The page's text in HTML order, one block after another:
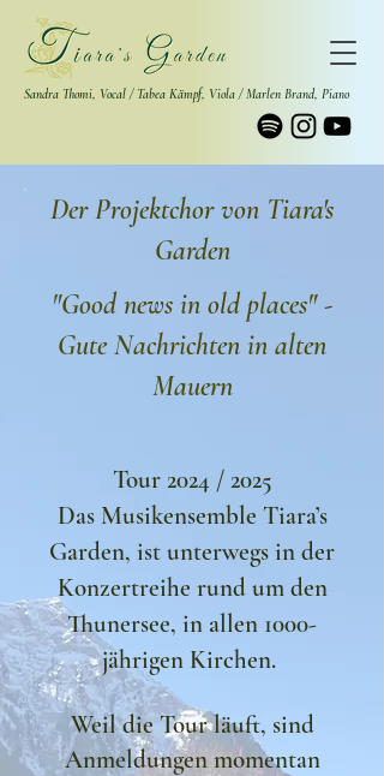
Sandra Thomi, Vocal / Tabea Kämpf, Viola /Marlen Brand, Piano
Der Projektchor von Tiara's
Garden
"Good news in old places" -
Gute Nachrichten in alten
Mauern
Tour 2024 / 2025
Das Musikensemble Tiara’s
Garden, ist unterwegs in der
Konzertreihe rund um den
Thunersee, in allen 1000-
jährigen Kirchen.
Weil die Tour läuft, sind
Anmeldungen momentan